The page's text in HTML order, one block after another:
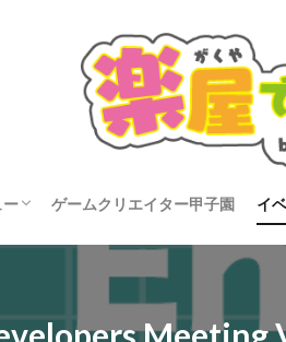
ー
ビュー
ーインタビュー
ゲームクリエイター甲子園 イ
開
イ